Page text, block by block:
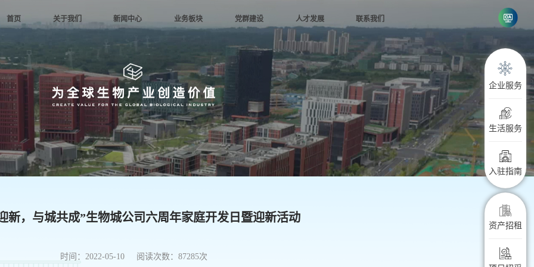
首页 关于我们 新闻中心 业务板块 党群建设 人才发展 联系我们
企业文化
发展历程
公司架构
荣誉资质
集团要闻
园区动态
媒体聚焦
公示公告
科技服务
金融服务
城市运营
党风廉政
专题学习
时政要闻
信访举报
人才理念
文化践行者
生物城e企学
人才引进
联系方式
投诉建议
企业服务
生活服务
入驻指南
资产招租
新，与城共成”生物城公司六周年家庭开发日暨迎新活动
时间：2022-05-10 阅读次数：87285次